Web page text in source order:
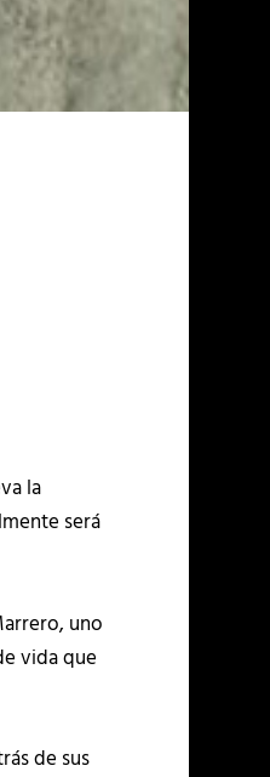
la
será
uno
vida que
de sus